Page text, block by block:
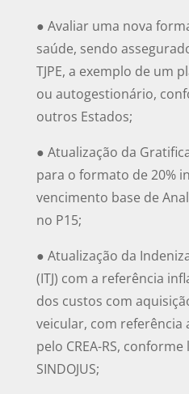
● Avaliar uma nova
saúde, sendo
TJPE, a exemplo de um
ou autogestionário,
outros Estados;
● Atualização da
para o formato de 20%
vencimento base de
no P15;
● Atualização da
(ITJ) com a referência
dos custos com
veicular, com referência
pelo CREA-RS,
SINDOJUS;